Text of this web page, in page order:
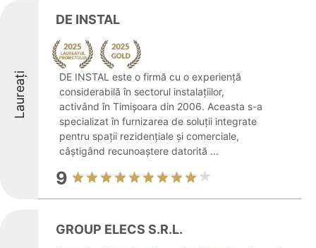
Laureați
DE INSTAL
DE INSTAL este o firmă cu o experiență
considerabilă în sectorul instalațiilor,
activând în Timișoara din 2006. Aceasta s-a
specializat în furnizarea de soluții integrate
pentru spații rezidențiale și comerciale,
câștigând recunoaștere datorită ...
9
GROUP ELECS S.R.L.